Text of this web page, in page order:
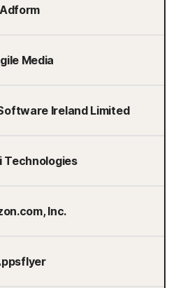
Adform
Media
Ireland Limited
Technologies
Inc.